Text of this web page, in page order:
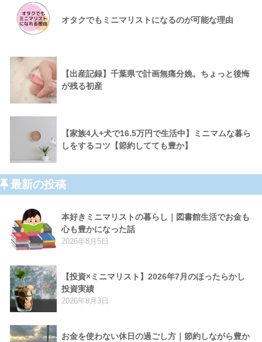
オタクでもミニマリストになるのが可能な理由
【出産記録】千葉県で計画無痛分娩。ちょっと後悔
が残る初産
【家族4人+犬で16.5万円で生活中】ミニマムな暮ら
しをするコツ【節約してても豊か】
最新の投稿
本好きミニマリストの暮らし｜図書館生活でお金も
心も豊かになった話
2026年8月5日
【投資×ミニマリスト】2026年7月のほったらかし
投資実績
2026年8月3日
お金を使わない休日の過ごし方｜節約しながら豊か